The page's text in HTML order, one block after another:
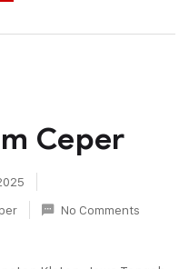
Ceper
No Comments